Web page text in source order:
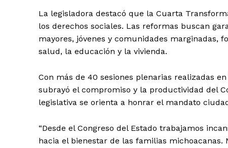
La legisladora destacó que la Cuarta
los derechos sociales. Las reformas buscan
mayores, jóvenes y comunidades marginadas,
salud, la educación y la vivienda.
Con más de 40 sesiones plenarias realizadas
subrayó el compromiso y la productividad del
legislativa se orienta a honrar el mandato
“Desde el Congreso del Estado trabajamos
hacia el bienestar de las familias